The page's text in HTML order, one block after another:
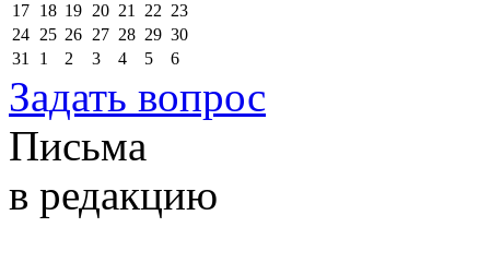
17 18 19 20 21 22 23
24 25 26 27 28 29 30
31
1 2 3 4 5 6
Задать вопрос
Письма
в редакцию